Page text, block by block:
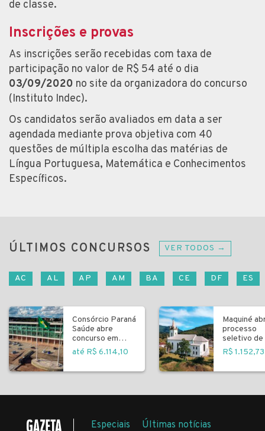
de classe.
Inscrições e provas
As inscrições serão recebidas com taxa de
participação no valor de R$ 54 até o dia
03/09/2020 no site da organizadora do concurso
(Instituto Indec).
Os candidatos serão avaliados em data a ser
agendada mediante prova objetiva com 40
questões de múltipla escolha das matérias de
Língua Portuguesa, Matemática e Conhecimentos
Específicos.
ÚLTIMOS CONCURSOS VER TODOS →
AC AL AP AM BA CE DF ES
Consórcio Paraná
Saúde abre
concurso em
Curitiba
até R$ 6.114,10
Maquiné
processo
seletivo de
R$ 1.152,73
Especiais Últimas notícias